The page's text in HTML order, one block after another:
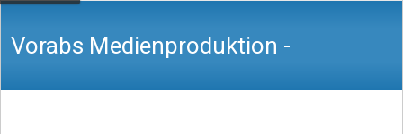
Vorabs Medienproduktion -